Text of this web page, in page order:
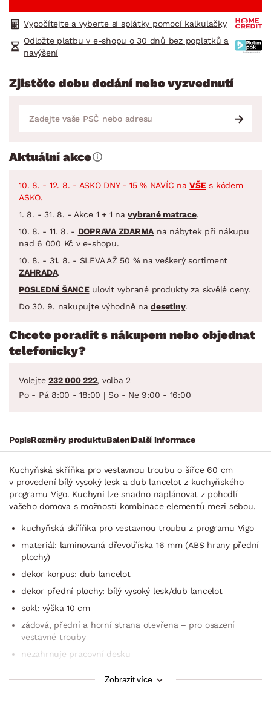
Vypočítejte a vyberte si splátky pomocí kalkulačky
Odložte platbu v e-shopu o 30 dnů bez poplatků a
navýšení
Zjistěte dobu dodání nebo vyzvednutí
Aktuální akce
10. 8. - 12. 8. - ASKO DNY - 15 % NAVÍC naVŠEs kódem
ASKO.
1. 8. - 31. 8. - Akce 1 + 1 navybrané matrace.
10. 8. - 11. 8. - DOPRAVA ZDARMA na nábytek při nákupu
nad 6 000 Kč v e-shopu.
10. 8. - 31. 8. - SLEVA AŽ 50 % na veškerý sortiment
ZAHRADA.
POSLEDNÍ ŠANCEulovit vybrané produkty za skvělé ceny.
Do 30. 9. nakupujte výhodně nadesetiny.
Chcete poradit s nákupem nebo objednat
telefonicky?
Volejte 232 000 222, volba 2
Po - Pá 8:00 - 18:00 | So - Ne 9:00 - 16:00
PopisRozměry produktuBaleníDalší informace
Kuchyňská skříňka pro vestavnou troubu o šířce 60 cm
v provedení bílý vysoký lesk a dub lancelot z kuchyňského
programu Vigo. Kuchyni lze snadno naplánovat z pohodlí
vašeho domova s možností kombinace elementů mezi sebou.
kuchyňská skříňka pro vestavnou troubu z programu Vigo
materiál: laminovaná dřevotříska 16 mm (ABS hrany přední
plochy)
dekor korpus: dub lancelot
dekor přední plochy: bílý vysoký lesk/dub lancelot
sokl: výška 10 cm
zádová, přední a horní strana otevřena – pro osazení
vestavné trouby
nezahrnuje pracovní desku
Zobrazit více